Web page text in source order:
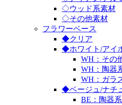
◇ウッド系素材
◇その他素材
フラワーベース
◆クリア
◆ホワイト/アイ
WH：その
WH：陶器
WH：ガラ
◆ベージュ/ナチ
BE：陶器